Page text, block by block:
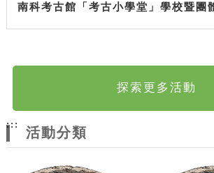
南科考古館「考古小學堂」學校暨團
探索更多活動
:::
活動分類